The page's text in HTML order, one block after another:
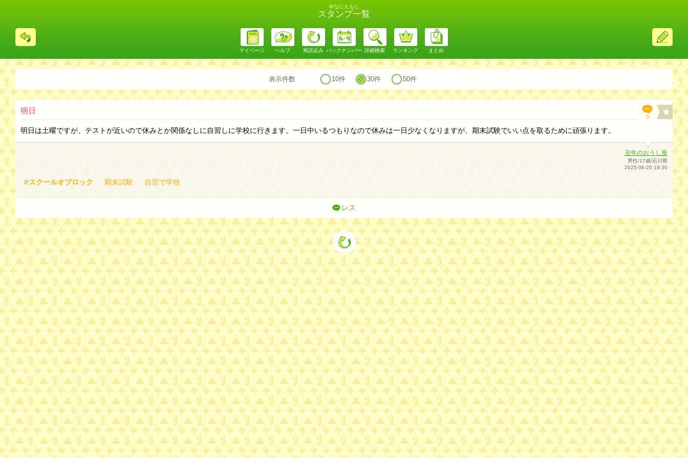
＠なにえもじ
スタンプ一覧
る
ス
レ
投
マイページ ヘルプ 再読込み バックナンバー 詳細検索 ランキング まとめ
表示件数 10件 30件 50件
3
明日
明日は土曜ですが、テストが近いので休みとか関係なしに自習しに学校に行きます。一日中いるつもりなので休みは一日少なくなりますが、期末試験でいい点を取るために頑張ります。
丑年のおうし座
男性/17歳/石川県
2025-06-20 19:30
スクールオブロック 期末試験 自習で学校
レス